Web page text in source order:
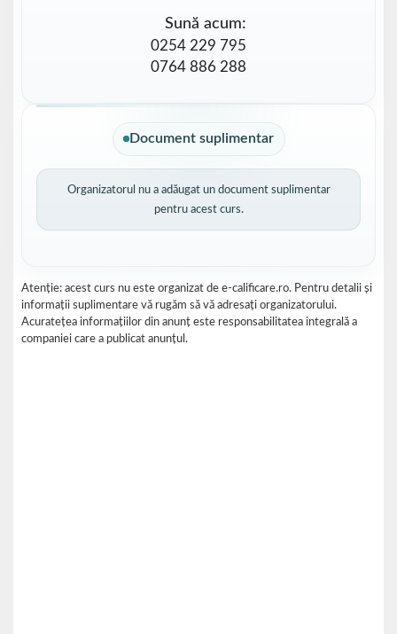
Sună acum:
0254 229 795
0764 886 288
Document suplimentar
Organizatorul nu a adăugat un document suplimentar
pentru acest curs.
Atenție: acest curs nu este organizat de e-calificare.ro. Pentru detalii și
informații suplimentare vă rugăm să vă adresați organizatorului.
Acuratețea informațiilor din anunț este responsabilitatea integrală a
companiei care a publicat anunțul.